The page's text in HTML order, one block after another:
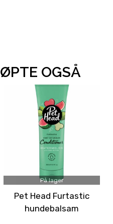
OGSÅ
På lager
Pet Head Furtastic
hundebalsam